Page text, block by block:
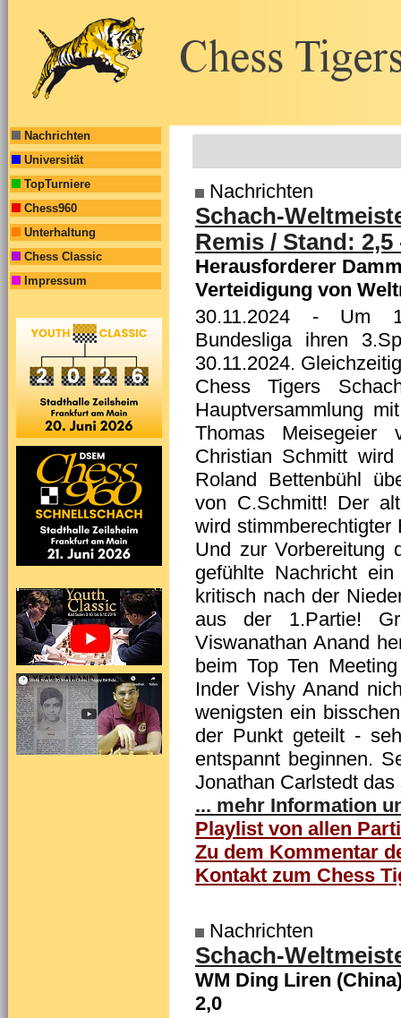
Nachrichten
Universität
TopTurniere
Chess960
Unterhaltung
Chess Classic
Impressum
Nachrichten
Schach-
Remis / Stand: 2,5
Herausforderer
Verteidigung von
30.11.2024 - Um
Bundesliga ihren
30.11.2024.
Chess Tigers
Hauptversammlung
Thomas Meisegeier
Christian Schmitt
Roland Bettenbühl
von C.Schmitt! Der
wird stimmberechtigter
Und zur Vorbereitung
gefühlte Nachricht
kritisch nach der
aus der 1.Partie!
Viswanathan Anand
beim Top Ten
Inder Vishy Anand
wenigsten ein
der Punkt geteilt -
entspannt beginnen.
Jonathan Carlstedt das
... mehr Information
Playlist von allen
Zu dem Kommentar
Kontakt zum Chess
Nachrichten
Schach-
WM Ding Liren
2,0